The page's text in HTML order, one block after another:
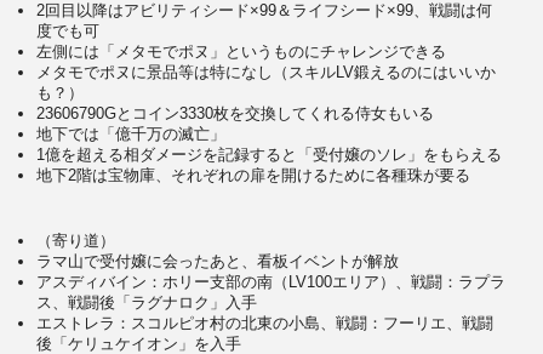
2回目以降はアビリティシード×99＆ライフシード×99、戦闘は何
度でも可
左側には「メタモでポヌ」というものにチャレンジできる
メタモでポヌに景品等は特になし（スキルLV鍛えるのにはいいか
も？）
23606790Gとコイン3330枚を交換してくれる侍女もいる
地下では「億千万の滅亡」
1億を超える相ダメージを記録すると「受付嬢のソレ」をもらえる
地下2階は宝物庫、それぞれの扉を開けるために各種珠が要る
（寄り道）
ラマ山で受付嬢に会ったあと、看板イベントが解放
アスディバイン：ホリー支部の南（LV100エリア）、戦闘：ラプラ
ス、戦闘後「ラグナロク」入手
エストレラ：スコルピオ村の北東の小島、戦闘：フーリエ、戦闘
後「ケリュケイオン」を入手